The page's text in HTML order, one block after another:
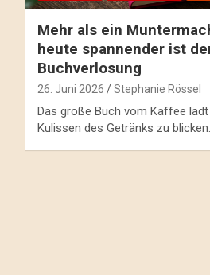
Mehr als ein
heute spannender ist
Buchverlosung
26. Juni 2026 Stephanie Rössel
Das große Buch vom Kaffee
Kulissen des Getränks zu blicken.